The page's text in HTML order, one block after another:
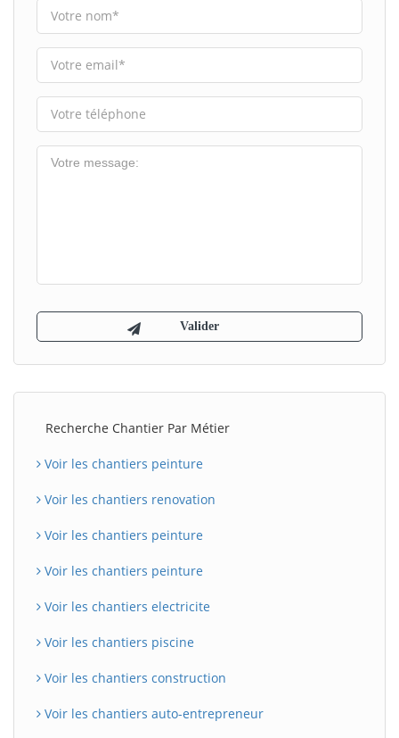
Recherche Chantier Par Métier
Voir les chantiers peinture
Voir les chantiers renovation
Voir les chantiers peinture
Voir les chantiers peinture
Voir les chantiers electricite
Voir les chantiers piscine
Voir les chantiers construction
Voir les chantiers auto-entrepreneur